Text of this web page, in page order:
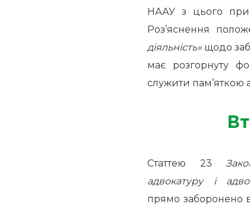
НААУ з цього
Роз’яснення
діяльність» щодо
має розгорнуту
служити пам’яткою
Статтею 23
адвокатуру і
прямо заборонено